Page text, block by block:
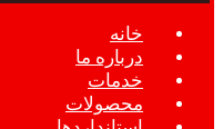
خانه
درباره ما
خدمات
محصولات